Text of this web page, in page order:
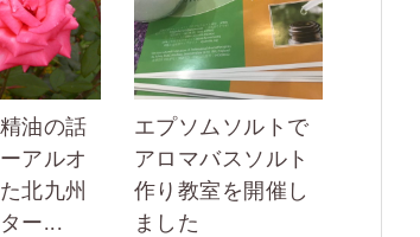
油の話
アルオ
北九州
ー...
エプソムソルトで
アロマバスソルト
作り教室を開催し
ました